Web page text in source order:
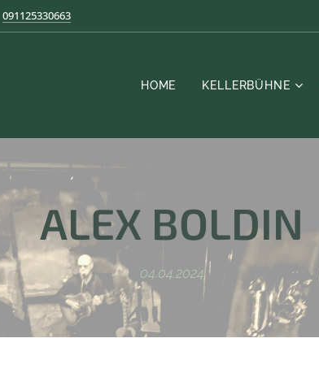
091125330663
HOME KELLERBÜHNE
ALEX BOLDIN
04.04.2024